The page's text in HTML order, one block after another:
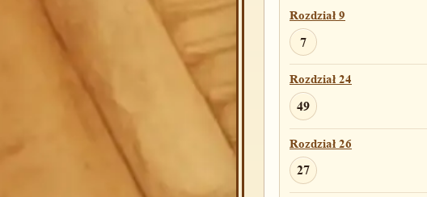
Rozdział 9
7
Rozdział 24
49
Rozdział 26
27